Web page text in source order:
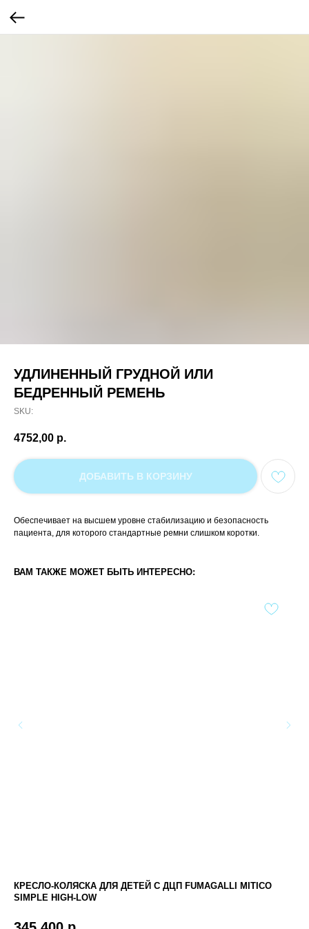
УДЛИНЕННЫЙ ГРУДНОЙ ИЛИ
БЕДРЕННЫЙ РЕМЕНЬ
SKU:
4752,00 р.
ДОБАВИТЬ В КОРЗИНУ
Обеспечивает на высшем уровне стабилизацию и безопасность
пациента, для которого стандартные ремни слишком коротки.
ВАМ ТАКЖЕ МОЖЕТ БЫТЬ ИНТЕРЕСНО:
КРЕСЛО-КОЛЯСКА ДЛЯ ДЕТЕЙ С ДЦП FUMAGALLI MITICO
SIMPLE HIGH-LOW